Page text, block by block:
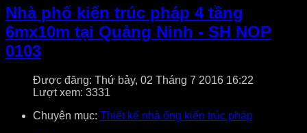
Nhà phố kiến trúc pháp 4 tầng
6mx10m tại Quảng Ninh - SH NOP
0103
Được đăng: Thứ bảy, 02 Tháng 7 2016 16:22
Lượt xem: 3331
Chuyên mục: Thiết kế nhà ống kiến trúc pháp